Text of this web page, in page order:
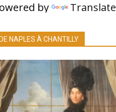
by Translate
NAPLES À CHANTILLY